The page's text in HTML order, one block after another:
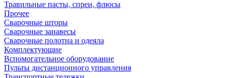
Травильные пасты, спреи, флюсы
Прочее
Сварочные шторы
Сварочные занавесы
Сварочные полотна и одеяла
Комплектующие
Вспомогательное оборудование
Пульты дистанционного управления